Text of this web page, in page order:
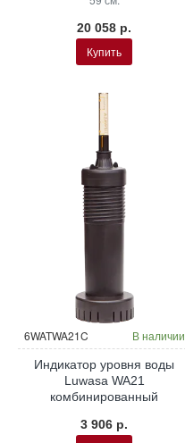
20 058 р.
Купить
6WATWA21C В наличии
Индикатор уровня воды
Luwasa WA21
комбинированный
3 906 р.